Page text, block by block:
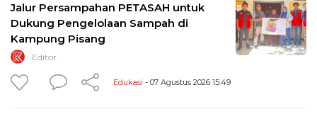
Jalur Persampahan PETASAH untuk
Dukung Pengelolaan Sampah di
Kampung Pisang
Editor
Edukasi - 07 Agustus 2026 15:49